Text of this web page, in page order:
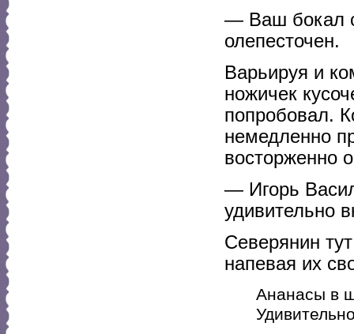
— Ваш бокал
олепесточен.
Варьируя и
ножичек
попробовал.
немедленно
восторженно
— Игорь
удивительно
Северянин
напевая их
Ананасы в